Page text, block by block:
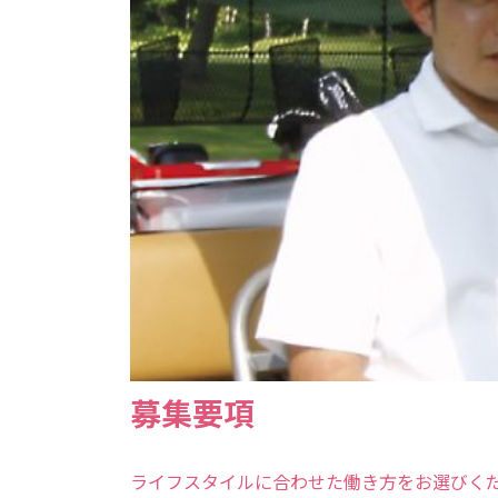
募集要項
ライフスタイルに合わせた働き方をお選びく